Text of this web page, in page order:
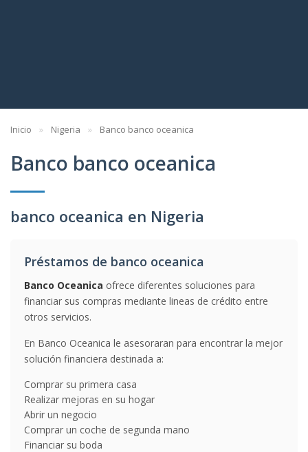
Inicio Nigeria Banco banco oceanica
Banco banco oceanica
banco oceanica en Nigeria
Préstamos de banco oceanica
Banco Oceanica ofrece diferentes soluciones para
financiar sus compras mediante lineas de crédito entre
otros servicios.
En Banco Oceanica le asesoraran para encontrar la mejor
solución financiera destinada a:
Comprar su primera casa
Realizar mejoras en su hogar
Abrir un negocio
Comprar un coche de segunda mano
Financiar su boda